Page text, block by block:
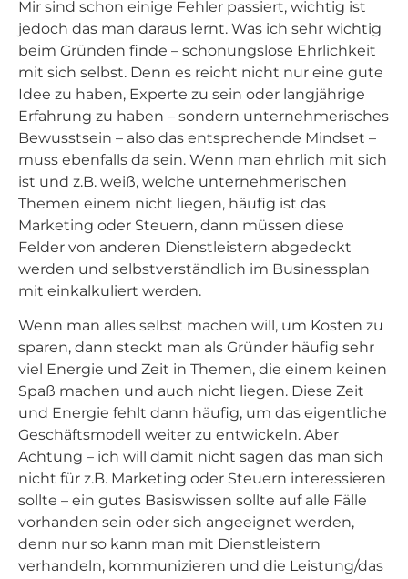
Mir sind schon einige Fehler passiert, wichtig ist
jedoch das man daraus lernt. Was ich sehr wichtig
beim Gründen finde – schonungslose Ehrlichkeit
mit sich selbst. Denn es reicht nicht nur eine gute
Idee zu haben, Experte zu sein oder langjährige
Erfahrung zu haben – sondern unternehmerisches
Bewusstsein – also das entsprechende Mindset –
muss ebenfalls da sein. Wenn man ehrlich mit sich
ist und z.B. weiß, welche unternehmerischen
Themen einem nicht liegen, häufig ist das
Marketing oder Steuern, dann müssen diese
Felder von anderen Dienstleistern abgedeckt
werden und selbstverständlich im Businessplan
mit einkalkuliert werden.
Wenn man alles selbst machen will, um Kosten zu
sparen, dann steckt man als Gründer häufig sehr
viel Energie und Zeit in Themen, die einem keinen
Spaß machen und auch nicht liegen. Diese Zeit
und Energie fehlt dann häufig, um das eigentliche
Geschäftsmodell weiter zu entwickeln. Aber
Achtung – ich will damit nicht sagen das man sich
nicht für z.B. Marketing oder Steuern interessieren
sollte – ein gutes Basiswissen sollte auf alle Fälle
vorhanden sein oder sich angeeignet werden,
denn nur so kann man mit Dienstleistern
verhandeln, kommunizieren und die Leistung/das